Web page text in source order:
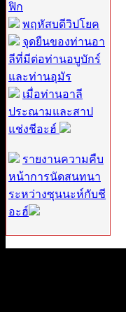
ฟิก
พฤหัสบดีวิปโยค
จุดยืนของท่านอา
ลีที่มีต่อท่านอบูบักร์
และท่านอุมัร
เมื่อท่านอาลี
ประณามและสาป
แช่งชีอะฮ์
รายงานความคืบ
หน้าการนัดสนทนา
ระหว่างซุนนะห์กับชี
อะฮ์